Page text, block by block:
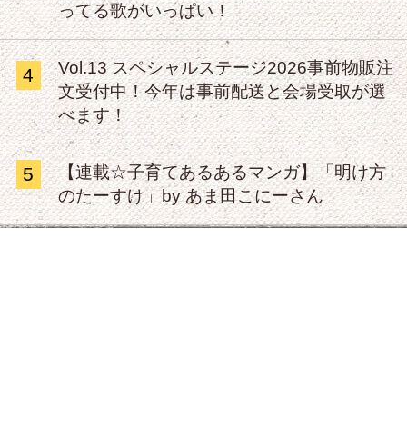
ってる歌がいっぱい！
4
Vol.13 スペシャルステージ2026事前物販注
文受付中！今年は事前配送と会場受取が選
べます！
5
【連載☆子育てあるあるマンガ】「明け方
のたーすけ」by あま田こにーさん